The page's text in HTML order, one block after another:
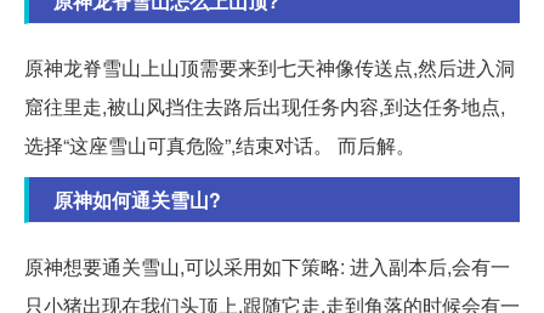
原神龙脊雪山上山顶需要来到七天神像传送点,然后进入洞
窟往里走,被山风挡住去路后出现任务内容,到达任务地点,
选择“这座雪山可真危险”,结束对话。 而后解。
原神如何通关雪山?
原神想要通关雪山,可以采用如下策略: 进入副本后,会有一
只小猪出现在我们头顶上,跟随它走,走到角落的时候会有一